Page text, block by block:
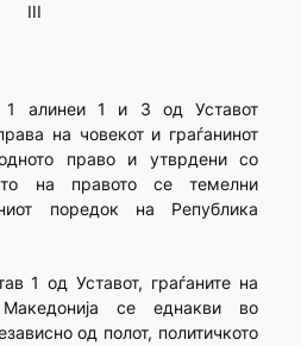
III
алинеи 1 и 3 од Уставот
на човекот и граѓанинот
право и утврдени со
на правото се темелни
поредок на Република
1 од Уставот, граѓаните на
се еднакви во
од полот, политичкото